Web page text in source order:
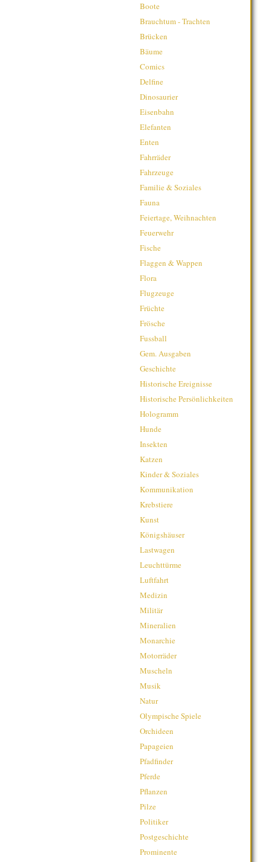
Boote
Brauchtum - Trachten
Brücken
Bäume
Comics
Delfine
Dinosaurier
Eisenbahn
Elefanten
Enten
Fahrräder
Fahrzeuge
Familie & Soziales
Fauna
Feiertage, Weihnachten
Feuerwehr
Fische
Flaggen & Wappen
Flora
Flugzeuge
Früchte
Frösche
Fussball
Gem. Ausgaben
Geschichte
Historische Ereignisse
Historische Persönlichkeiten
Hologramm
Hunde
Insekten
Katzen
Kinder & Soziales
Kommunikation
Krebstiere
Kunst
Königshäuser
Lastwagen
Leuchttürme
Luftfahrt
Medizin
Militär
Mineralien
Monarchie
Motorräder
Muscheln
Musik
Natur
Olympische Spiele
Orchideen
Papageien
Pfadfinder
Pferde
Pflanzen
Pilze
Politiker
Postgeschichte
Prominente